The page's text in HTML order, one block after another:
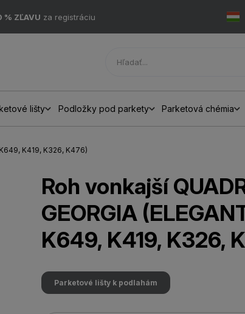
% ZĽAVU za registráciu
lišty Podložky pod parkety Parketová chémia
K419, K326, K476)
Roh vonkajší
GEORGIA
K649, K419, K326,
Parketové lišty k podlahám